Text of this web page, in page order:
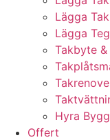
Lägga
Lägga
Takbyte
Hyra
Offert